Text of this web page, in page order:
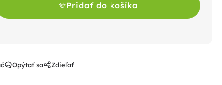
Pridať do košíka
Opýtať sa Zdieľať